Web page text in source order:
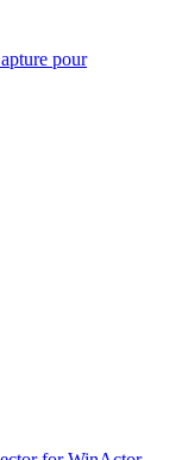
pour